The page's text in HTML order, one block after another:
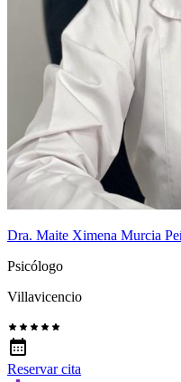
Dra. Maite Ximena Murcia
Psicólogo
Villavicencio
Reservar cita